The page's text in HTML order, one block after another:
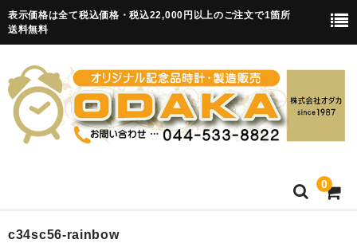
表示価格は全て税込価格・税込22,000円以上のご注文で1箇所
送料無料
0
HOME
c34sc56-rainbow